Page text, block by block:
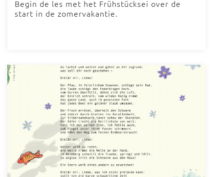
Begin de les met het Frühstücksei over de
start in de zomervakantie.